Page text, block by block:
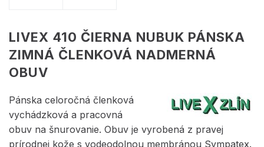
LIVEX 410 ČIERNA NUBUK PÁNSKA
ZIMNÁ ČLENKOVÁ NADMERNÁ
OBUV
Pánska celoročná členková
vychádzková a pracovná
obuv na šnurovanie. Obuv je vyrobená z pravej
prírodnej kože s vodeodolnou membránou Sympatex.